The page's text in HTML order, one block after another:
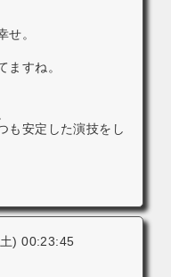
せ。
ますね。
も安定した演技をし
) 00:23:45